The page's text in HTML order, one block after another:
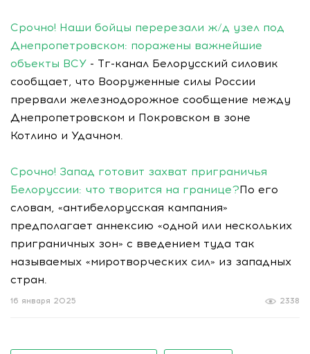
Срочно! Наши бойцы перерезали ж/д узел под
Днепропетровском: поражены важнейшие
объекты ВСУ - Тг-канал Белорусский силовик
сообщает, что Вооруженные силы России
прервали железнодорожное сообщение между
Днепропетровском и Покровском в зоне
Котлино и Удачном.
Срочно! Запад готовит захват приграничья
Белоруссии: что творится на границе?По его
словам, «антибелорусская кампания»
предполагает аннексию «одной или нескольких
приграничных зон» с введением туда так
называемых «миротворческих сил» из западных
стран.
2338
16 января 2025